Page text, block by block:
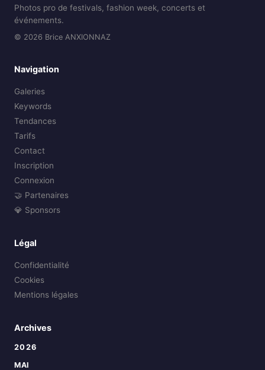
Photos pro de festivals, fashion week, concerts et
événements.
© 2026 Brice ANXIONNAZ
Navigation
Galeries
Keywords
Tendances
Tarifs
Contact
Inscription
Connexion
🤝 Partenaires
💎 Sponsors
Légal
Confidentialité
Cookies
Mentions légales
Archives
2026
MAI